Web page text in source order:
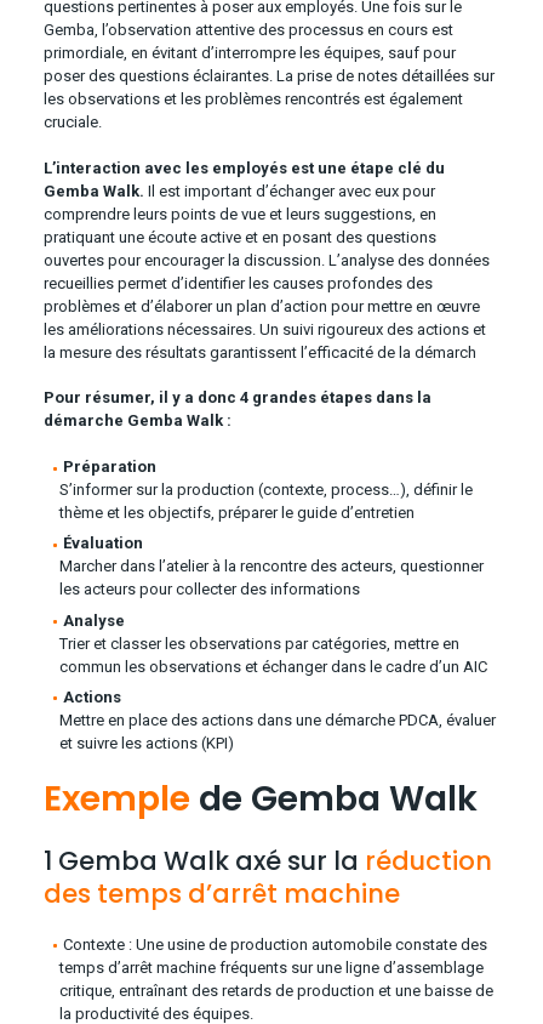
questions pertinentes à poser aux employés. Une fois sur le
Gemba, l’observation attentive des processus en cours est
primordiale, en évitant d’interrompre les équipes, sauf pour
poser des questions éclairantes. La prise de notes détaillées sur
les observations et les problèmes rencontrés est également
cruciale.
L’interaction avec les employés est une étape clé du
Gemba Walk. Il est important d’échanger avec eux pour
comprendre leurs points de vue et leurs suggestions, en
pratiquant une écoute active et en posant des questions
ouvertes pour encourager la discussion. L’analyse des données
recueillies permet d’identifier les causes profondes des
problèmes et d’élaborer un plan d’action pour mettre en œuvre
les améliorations nécessaires. Un suivi rigoureux des actions et
la mesure des résultats garantissent l’efficacité de la démarch
Pour résumer, il y a donc 4 grandes étapes dans la
démarche Gemba Walk :
Préparation
S’informer sur la production (contexte, process…), définir le
thème et les objectifs, préparer le guide d’entretien
Évaluation
Marcher dans l’atelier à la rencontre des acteurs, questionner
les acteurs pour collecter des informations
Analyse
Trier et classer les observations par catégories, mettre en
commun les observations et échanger dans le cadre d’un AIC
Actions
Mettre en place des actions dans une démarche PDCA, évaluer
et suivre les actions (KPI)
Exemple de Gemba Walk
1 Gemba Walk axé sur la réduction
des temps d’arrêt machine
Contexte : Une usine de production automobile constate des
temps d’arrêt machine fréquents sur une ligne d’assemblage
critique, entraînant des retards de production et une baisse de
la productivité des équipes.